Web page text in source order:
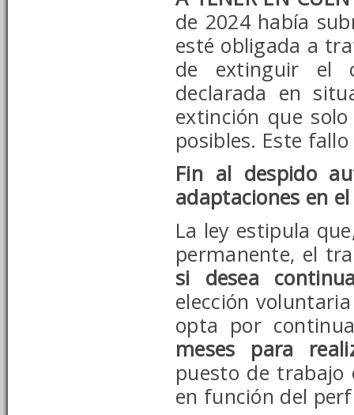
de 2024había
esté obligada a
de extinguir el
declarada en
extinción que
posibles. Este
Fin al despido
adaptaciones en
La ley estipula
permanente, el
si desea
elección
opta por
meses para
puesto de trabajo
en función del